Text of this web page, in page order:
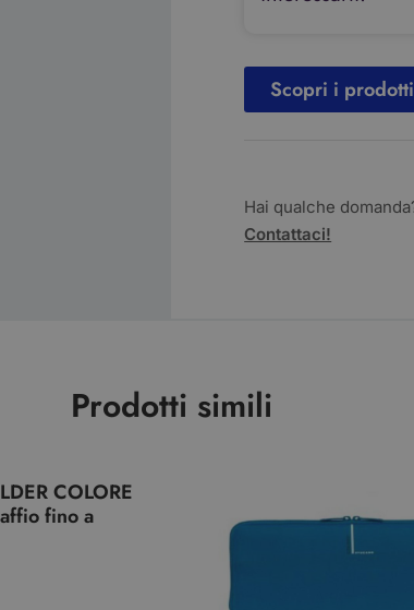
Scopri i
Hai qualche
Contattaci!
Prodotti simili
COLORE
fino a